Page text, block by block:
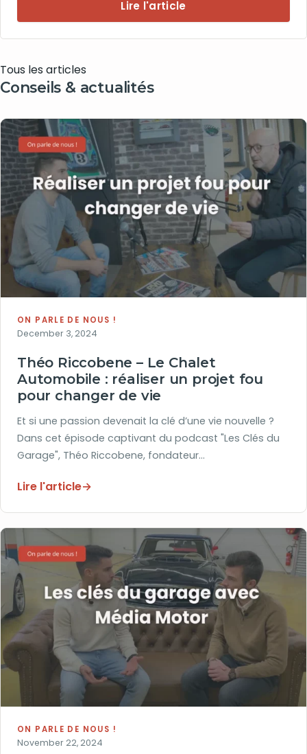
Lire l'article
Tous les articles
Conseils & actualités
ON PARLE DE NOUS !
December 3, 2024
Théo Riccobene – Le Chalet
Automobile : réaliser un projet fou
pour changer de vie
Et si une passion devenait la clé d’une vie nouvelle ?
Dans cet épisode captivant du podcast "Les Clés du
Garage", Théo Riccobene, fondateur…
Lire l'article→
ON PARLE DE NOUS !
November 22, 2024